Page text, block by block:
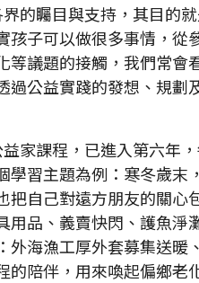
的矚目與支持，其目的
子可以做很多事情，從
等議題的接觸，我們常會
公益實踐的發想、規劃
家課程，已進入第六年
習主題為例：寒冬歲末
把自己對遠方朋友的關心
品、義賣快閃、護魚淨
外海漁工厚外套募集送暖
陪伴，用來喚起偏鄉老